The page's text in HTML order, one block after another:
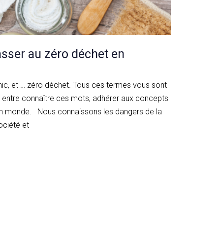
au zéro déchet en
et … zéro déchet. Tous ces termes vous sont
connaître ces mots, adhérer aux concepts
monde. Nous connaissons les dangers de la
et